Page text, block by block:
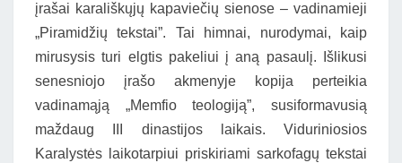
įrašai karališkųjų kapaviečių sienose – vadinamieji
„Piramidžių tekstai”. Tai himnai, nurodymai, kaip
mirusysis turi elgtis pakeliui į aną pasaulį. Išlikusi
senesniojo įrašo akmenyje kopija perteikia
vadinamąją „Memfio teologiją”, susiformavusią
maždaug III dinastijos laikais. Viduriniosios
Karalystės laikotarpiui priskiriami sarkofagų tekstai